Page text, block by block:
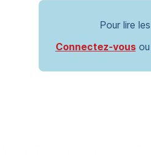
Pour lire
Connectez-vousou